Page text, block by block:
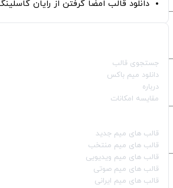
دانلود قالب امضا گرفتن از رایان
جستجوی قالب
دانلود میم باکس
درباره
مقایسه امکانات
قالب‌ های میم جدید
قالب‌ های میم منتخب
قالب‌ های میم ویدیویی
قالب‌ های میم صوتی
قالب‌ های میم ایرانی